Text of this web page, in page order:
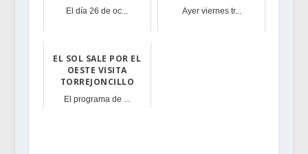
El día 26 de oc... Ayer viernes tr...
EL SOL SALE POR EL
OESTE VISITA
TORREJONCILLO
El programa de ...